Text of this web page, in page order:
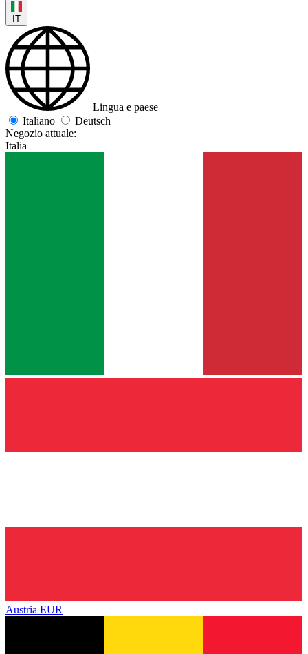
IT
Lingua e paese
Italiano
Deutsch
Negozio attuale:
Italia
Austria EUR